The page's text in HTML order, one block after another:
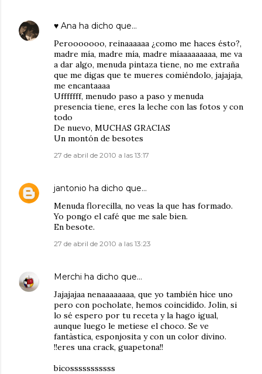
♥ Ana ha dicho que…
Perooooooo, reinaaaaaa ¿como me haces ésto?,
madre mía, madre mía, madre míaaaaaaaaa, me va
a dar algo, menuda pintaza tiene, no me extraña
que me digas que te mueres comiéndolo, jajajaja,
me encantaaaa
Ufffffff, menudo paso a paso y menuda
presencia tiene, eres la leche con las fotos y con
todo
De nuevo, MUCHAS GRACIAS
Un montón de besotes
27 de abril de 2010 a las 13:17
jantonio ha dicho que…
Menuda florecilla, no veas la que has formado.
Yo pongo el café que me sale bien.
En besote.
27 de abril de 2010 a las 13:23
Merchi ha dicho que…
Jajajajaa nenaaaaaaaa, que yo también hice uno
pero con pocholate, hemos coincidido. Jolin, si
lo sé espero por tu receta y la hago igual,
aunque luego le metiese el choco. Se ve
fantàstica, esponjosita y con un color divino.
!!eres una crack, guapetona!!
bicosssssssssss